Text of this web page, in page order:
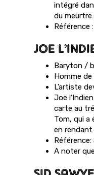
intégré
du meurtre
Référence
JOE
Baryton /
Homme
L’artiste
Joe
carte au
Tom, qui a
en rendant
Référence:
A noter